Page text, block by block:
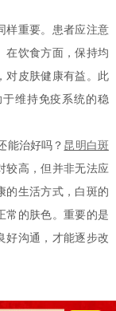
重要。患者应注意
在饮食方面，保持均
对皮肤健康有益。此
维持免疫系统的稳
治好吗？ 昆明白斑
较高，但并非无法应
的生活方式，白斑的
常的肤色。重要的是
好沟通，才能逐步改